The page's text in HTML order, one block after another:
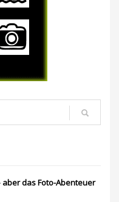
aber das Foto-Abenteuer